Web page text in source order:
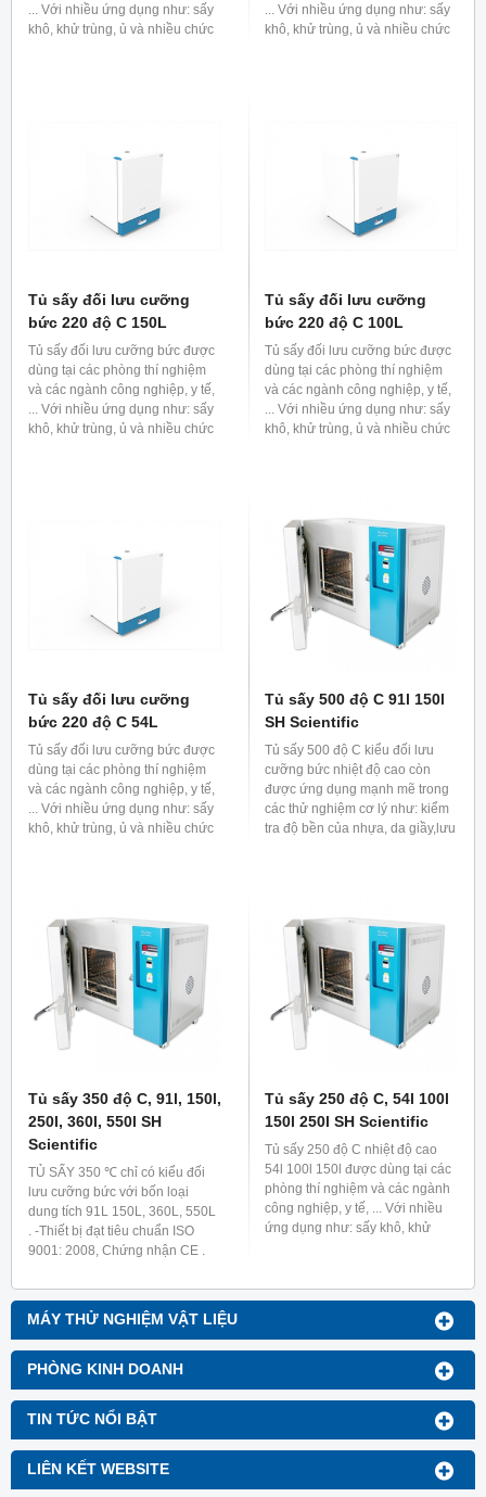
MÁY THỬ NGHIỆM VẬT LIỆU
PHÒNG KINH DOANH
TIN TỨC NỔI BẬT
LIÊN KẾT WEBSITE
... Với nhiều ứng dụng như: sấy
khô, khử trùng, ủ và nhiều chức
... Với nhiều ứng dụng như: sấy
khô, khử trùng, ủ và nhiều chức
Tủ sấy đối lưu cưỡng
bức 220 độ C 150L
Tủ sấy đối lưu cưỡng bức được
dùng tại các phòng thí nghiệm
và các ngành công nghiệp, y tế,
... Với nhiều ứng dụng như: sấy
khô, khử trùng, ủ và nhiều chức
Tủ sấy đối lưu cưỡng
bức 220 độ C 100L
Tủ sấy đối lưu cưỡng bức được
dùng tại các phòng thí nghiệm
và các ngành công nghiệp, y tế,
... Với nhiều ứng dụng như: sấy
khô, khử trùng, ủ và nhiều chức
Tủ sấy đối lưu cưỡng
bức 220 độ C 54L
Tủ sấy đối lưu cưỡng bức được
dùng tại các phòng thí nghiệm
và các ngành công nghiệp, y tế,
... Với nhiều ứng dụng như: sấy
khô, khử trùng, ủ và nhiều chức
Tủ sấy 500 độ C 91l 150l
SH Scientific
Tủ sấy 500 độ C kiểu đối lưu
cưỡng bức nhiệt độ cao còn
được ứng dụng mạnh mẽ trong
các thử nghiệm cơ lý như: kiểm
tra độ bền của nhựa, da giầy,lưu
Tủ sấy 350 độ C, 91l, 150l,
250l, 360l, 550l SH
Scientific
TỦ SẤY 350 ℃ chỉ có kiểu đối
lưu cưỡng bức với bốn loại
dung tích 91L 150L, 360L, 550L
. -Thiết bị đạt tiêu chuẩn ISO
9001: 2008, Chứng nhận CE .
Tủ sấy 250 độ C, 54l 100l
150l 250l SH Scientific
Tủ sấy 250 độ C nhiệt độ cao
54l 100l 150l được dùng tại các
phòng thí nghiệm và các ngành
công nghiệp, y tế, ... Với nhiều
ứng dụng như: sấy khô, khử